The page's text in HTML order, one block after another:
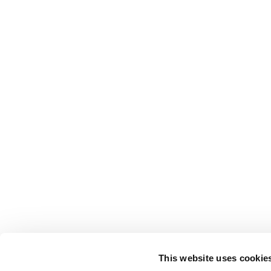
This website uses